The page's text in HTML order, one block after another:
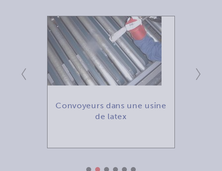
Convoyeurs dans une usine
de latex